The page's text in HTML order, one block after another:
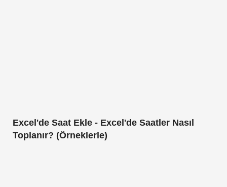
Excel'de Saat Ekle - Excel'de Saatler Nasıl
Toplanır? (Örneklerle)